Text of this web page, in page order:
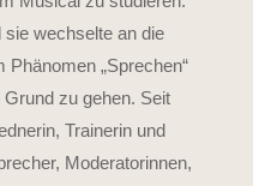
sie wechselte an die
„Sprechen“
zu gehen. Seit
Trainerin und
Moderatorinnen,